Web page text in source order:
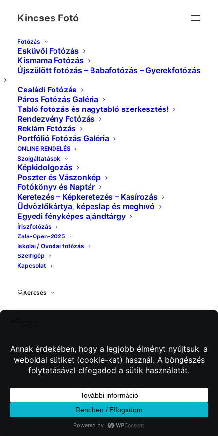
Kincses Fotó
Fotózás
Esküvői Fotózás
Kismama Fotózás
Újszülött fotózás – Babafotózás – Gyerekfotózás
Családi Fotózás
Páros Fotózás Galéria
Tabló fotózás és nagytabló szerkesztés!
Rendezvény Fotózás
Reklám Fotózás
Portfólió Fotózás Galéria
ONLINE RENDELÉS
Szolgáltatások
Képkidolgozás
Poszter és Vászonkép
Fotókönyv és Naptár
Keretezés – Képkeretezés – Kasírozás
Üdvözlőkártya, képeslap és meghívó
Egyedi fényképes ajándtárgy
Íriszfotózás
Zala-Open-2025
Iskolai / Ovodai fotózás
Szelfigép
Kapcsolat
Keresés
Esküvő_Kincses_Foto_0164
Kezdőlap Index Esküvő_Kincses_Foto_0164
© 2026 Kincses Fotó. Minden jog fenntartva